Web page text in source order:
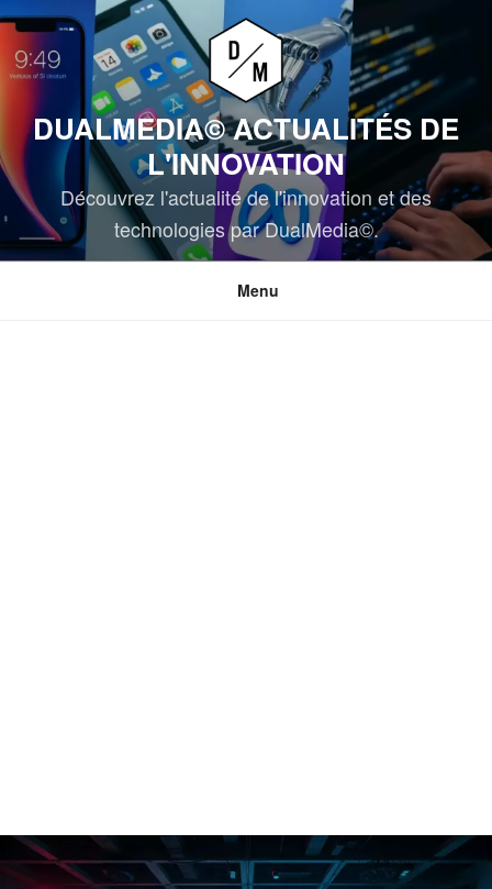
Aller
au
contenu
DUALMEDIA© ACTUALITÉS DE
L'INNOVATION
Découvrez l'actualité de l'innovation et des
technologies par DualMedia©.
Menu